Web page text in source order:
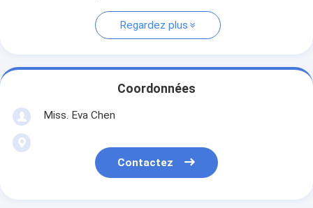
Regardez plus
Coordonnées
Miss. Eva Chen
Contactez